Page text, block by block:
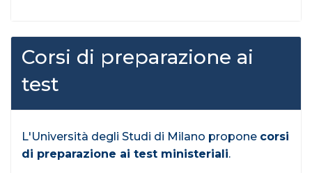
Corsi di preparazione ai
test
L'Università degli Studi di Milano propone corsi
di preparazione ai test ministeriali.